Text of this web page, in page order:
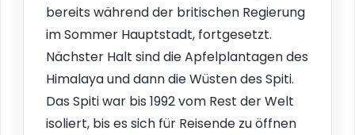
bereits während der britischen Regierung
im Sommer Hauptstadt, fortgesetzt.
Nächster Halt sind die Apfelplantagen des
Himalaya und dann die Wüsten des Spiti.
Das Spiti war bis 1992 vom Rest der Welt
isoliert, bis es sich für Reisende zu öffnen